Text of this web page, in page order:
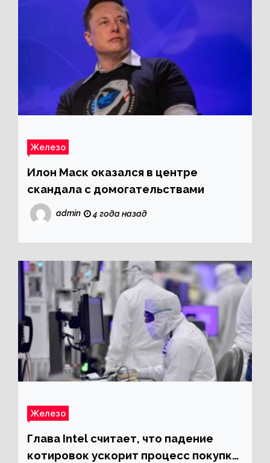
Железо
Илон Маск оказался в центре
скандала с домогательствами
admin 4 года назад
Железо
Глава Intel считает, что падение
котировок ускорит процесс покупки